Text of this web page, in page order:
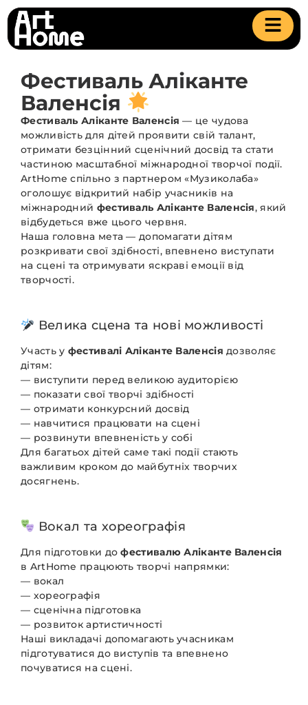
Фестиваль Аліканте
Валенсія
Фестиваль Аліканте Валенсія — це чудова
можливість для дітей проявити свій талант,
отримати безцінний сценічний досвід та стати
частиною масштабної міжнародної творчої події.
ArtHome спільно з партнером «Музиколаба»
оголошує відкритий набір учасників на
міжнародний фестиваль Аліканте Валенсія, який
відбудеться вже цього червня.
Наша головна мета — допомагати дітям
розкривати свої здібності, впевнено виступати
на сцені та отримувати яскраві емоції від
творчості.
Велика сцена та нові можливості
Участь у фестивалі Аліканте Валенсія дозволяє
дітям:
— виступити перед великою аудиторією
— показати свої творчі здібності
— отримати конкурсний досвід
— навчитися працювати на сцені
— розвинути впевненість у собі
Для багатьох дітей саме такі події стають
важливим кроком до майбутніх творчих
досягнень.
Вокал та хореографія
Для підготовки дофестивалю Аліканте Валенсія
в ArtHome працюють творчі напрямки:
— вокал
— хореографія
— сценічна підготовка
— розвиток артистичності
Наші викладачі допомагають учасникам
підготуватися до виступів та впевнено
почуватися на сцені.